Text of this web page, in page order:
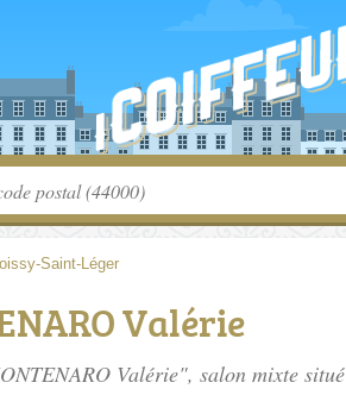
Saint-Léger
Valérie
Valérie", salon mixte situé